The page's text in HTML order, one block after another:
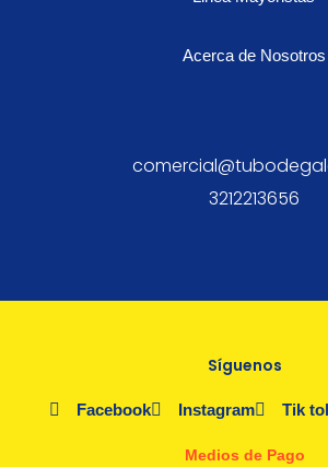
Acerca de Nosotros
3212213656
Síguenos
Facebook Instagram Tik
Medios de Pago